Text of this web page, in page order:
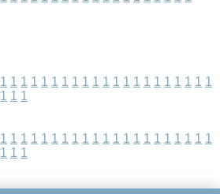
1 1 1 1 1 1 1 1 1 1 1 1 1 1 1 1 1 1 1 1 1
1 1 1
1 1 1 1 1 1 1 1 1 1 1 1 1 1 1 1 1 1 1 1 1
1 1 1